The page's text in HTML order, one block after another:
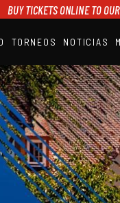
BUY TICKETS ONLINE TO
TORNEOS NOTICIAS
A1PADEL
RANKING
CALENDARIO
TORNEOS
NOTICIAS
MULTIMEDIA
SCOREBOARD
STREAMING